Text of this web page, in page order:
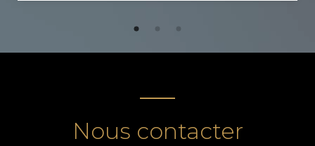
Nous contacter